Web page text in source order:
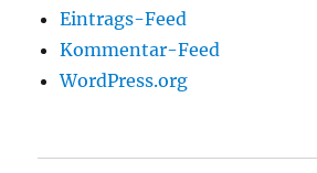
Eintrags-Feed
Kommentar-Feed
WordPress.org